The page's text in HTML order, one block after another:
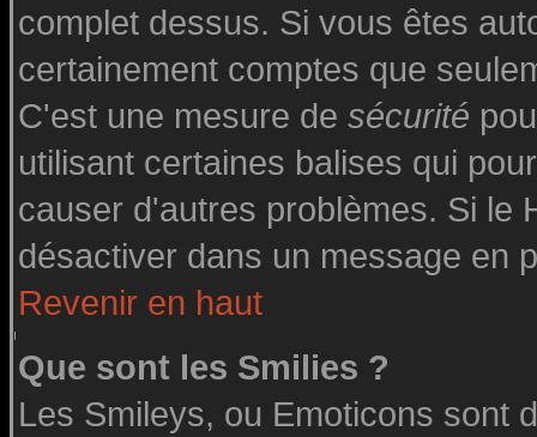
complet dessus. Si vous êtes
certainement comptes que
C'est une mesure de sécurité
utilisant certaines balises qui
causer d'autres problèmes. Si le
désactiver dans un message en
Revenir en haut
Que sont les Smilies ?
Les Smileys, ou Emoticons sont